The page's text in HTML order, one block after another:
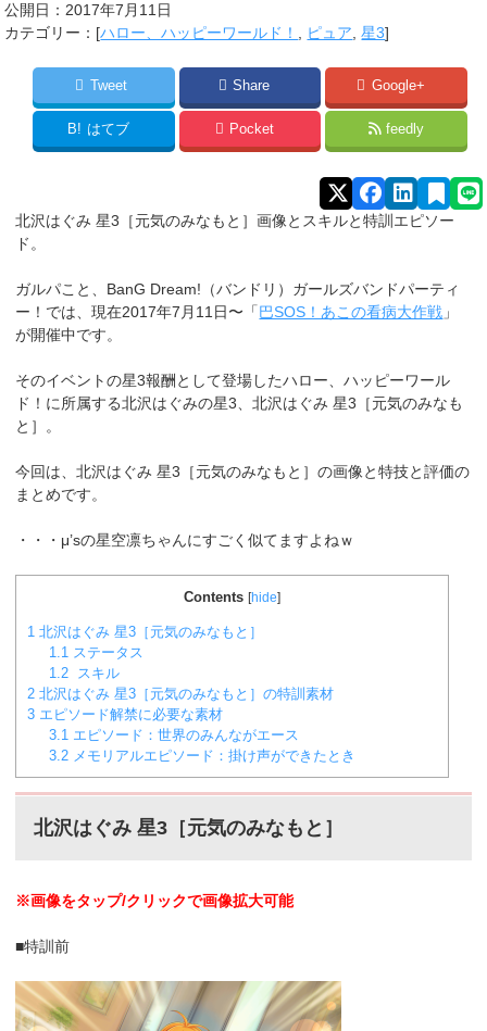
公開日： 2017年7月11日
カテゴリー：[ハロー、ハッピーワールド！ ピュア ,星3]
Tweet Share Google+
B! はてブ Pocket feedly
北沢はぐみ星3［元気のみなもと ］画像とスキルと特訓エピソー
ド。
ガルパこと、BanG Dream!（バンドリ）ガールズバンドパーティ
ー！では、現在2017年7月11日〜「巴SOS！あこの看病大作戦 」
が開催中です。
そのイベントの星3報酬として登場したハロー、ハッピーワール
ド！に所属する北沢はぐみの星3、北沢はぐみ星3［元気のみなも
と ］ 。
今回は、北沢はぐみ星3［元気のみなもと ］の画像と特技と評価の
まとめです。
・・・μ’sの星空凛ちゃんにすごく似てますよねｗ
Contents [hide]
1 北沢はぐみ 星3［元気のみなもと］
1.1 ステータス
1.2 スキル
2 北沢はぐみ 星3［元気のみなもと］の特訓素材
3 エピソード解禁に必要な素材
3.1 エピソード：世界のみんながエース
3.2 メモリアルエピソード：掛け声ができたとき
北沢はぐみ 星3［元気のみなもと ］
※画像をタップ/クリックで画像拡大可能
■特訓前